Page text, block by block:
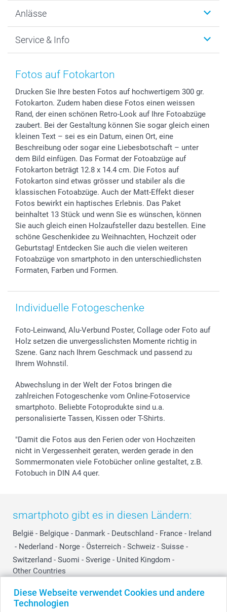
Diese Webseite verwendet Cookies und andere
Technologien
MyNameBook
Fotoabzüge, Fotos als Buch & Poster
Zubehör & Material
Sticker & Etiketten
Geschenk-Gutscheine (PDF)
Warum smartphoto
Datenschutz
AGB
Presse
Partnerprogramme
Investor Relations
B2B smartbusiness
Widerrufsrecht
Anlässe
Neujahr
Muttertag
Kommunion & Konfirmation
Hochzeit
Geburtstag
Geburt
Zu allen Anlässen
Service & Info
Anmelden /Registrieren
Lieferfristen
72h Lieferung
Zahlungsmöglichkeiten
Sitemap
Status der Bestellung
smartfriends
smartgarantie
smartbonus
Fotos auf Fotokarton
Drucken Sie Ihre besten Fotos auf hochwertigem 300 gr.
Fotokarton. Zudem haben diese Fotos einen weissen
Rand, der einen schönen Retro-Look auf Ihre Fotoabzüge
zaubert. Bei der Gestaltung können Sie sogar gleich einen
kleinen Text – sei es ein Datum, einen Ort, eine
Beschreibung oder sogar eine Liebesbotschaft – unter
dem Bild einfügen. Das Format der Fotoabzüge auf
Fotokarton beträgt 12.8 x 14.4 cm. Die Fotos auf
Fotokarton sind etwas grösser und stabiler als die
klassischen Fotoabzüge. Auch der Matt-Effekt dieser
Fotos bewirkt ein haptisches Erlebnis. Das Paket
beinhaltet 13 Stück und wenn Sie es wünschen, können
Sie auch gleich einen Holzaufsteller dazu bestellen. Eine
schöne Geschenkidee zu Weihnachten, Hochzeit oder
Geburtstag! Entdecken Sie auch die vielen weiteren
Fotoabzüge von smartphoto in den unterschiedlichsten
Formaten, Farben und Formen.
Individuelle Fotogeschenke
Foto-Leinwand, Alu-Verbund Poster, Collage oder Foto auf
Holz setzen die unvergesslichsten Momente richtig in
Szene. Ganz nach Ihrem Geschmack und passend zu
Ihrem Wohnstil.
Abwechslung in der Welt der Fotos bringen die
zahlreichen Fotogeschenke vom Online-Fotoservice
smartphoto. Beliebte Fotoprodukte sind u.a.
personalisierte Tassen, Kissen oder T-Shirts.
"Damit die Fotos aus den Ferien oder von Hochzeiten
nicht in Vergessenheit geraten, werden gerade in den
Sommermonaten viele Fotobücher online gestaltet, z.B.
Fotobuch in DIN A4 quer.
smartphoto gibt es in diesen Ländern:
België - Belgique - Danmark - Deutschland - France - Ireland
- Nederland - Norge - Österreich - Schweiz - Suisse -
Switzerland - Suomi - Sverige - United Kingdom -
Other Countries
Alle Preise verstehen sich in EURO (€) inkl. MwSt. und zzgl. Versandkosten.